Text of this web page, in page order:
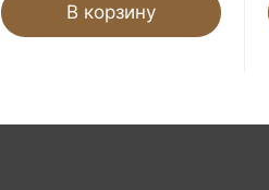
В корзину